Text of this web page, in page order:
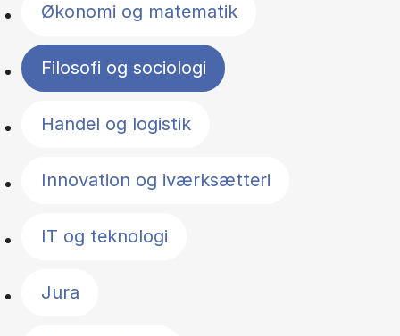
Økonomi og matematik
Filosofi og sociologi
Handel og logistik
Innovation og iværksætteri
IT og teknologi
Jura